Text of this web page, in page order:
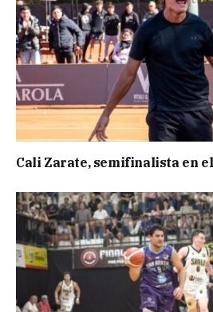
Cali Zarate, semifinalista en